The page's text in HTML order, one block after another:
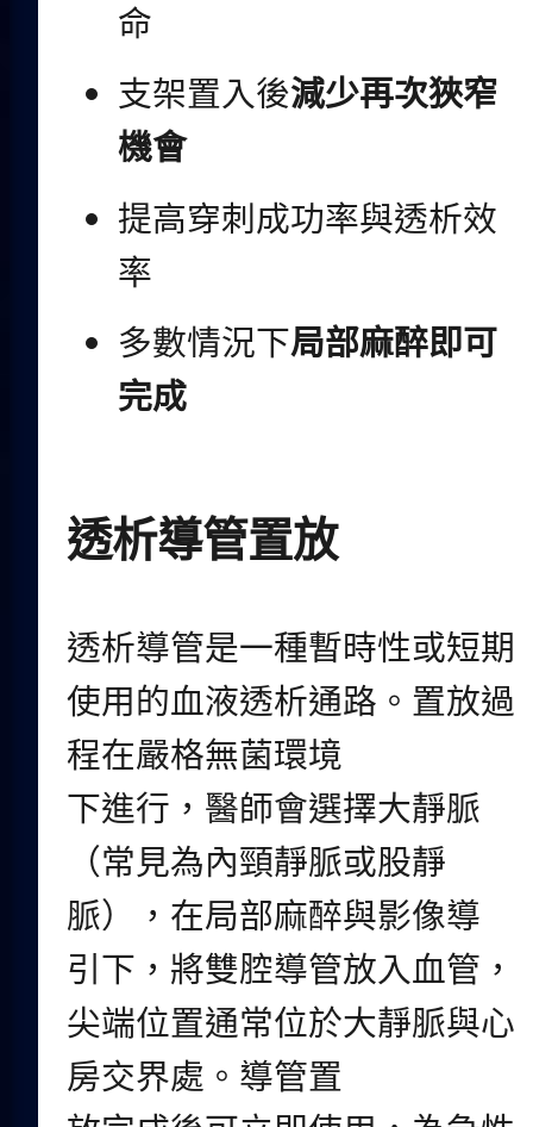
命
支架置入後減少再次狹窄
機會
提高穿刺成功率與透析效
率
多數情況下局部麻醉即可
完成
透析導管置放
透析導管是一種暫時性或短期
使用的血液透析通路。置放過
程在嚴格無菌環境
下進行，醫師會選擇大靜脈
（常見為內頸靜脈或股靜
脈），在局部麻醉與影像導
引下，將雙腔導管放入血管，
尖端位置通常位於大靜脈與心
房交界處。導管置